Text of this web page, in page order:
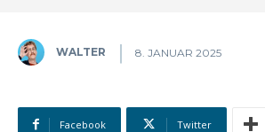
WALTER 8. JANUAR 2025
Facebook Twitter